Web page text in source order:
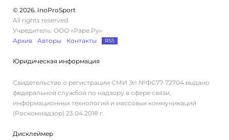
© 2026. InoProSport
All rights reserved.
Учредитель: ООО «Раре.Ру»
Архив
Авторы Контакты RSS
Юридическая информация
Свидетельство о регистрации СМИ Эл №ФС77-72704 выдано
федеральной службой по надзору в сфере связи,
информационных технологий и массовых коммуникаций
(Роскомнадзор) 23.04.2018 г.
Дисклеймер